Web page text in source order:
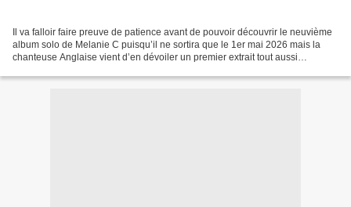
Il va falloir faire preuve de patience avant de pouvoir découvrir le neuvième
album solo de Melanie C puisqu’il ne sortira que le 1er mai 2026 mais la
chanteuse Anglaise vient d’en dévoiler un premier extrait tout aussi